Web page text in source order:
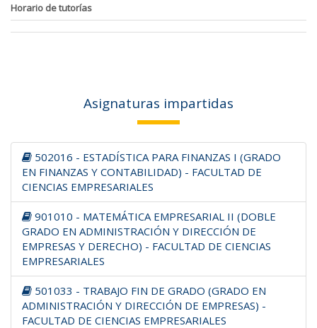
Horario de tutorías
Asignaturas impartidas
502016 - ESTADÍSTICA PARA FINANZAS I (GRADO
EN FINANZAS Y CONTABILIDAD) - FACULTAD DE
CIENCIAS EMPRESARIALES
901010 - MATEMÁTICA EMPRESARIAL II (DOBLE
GRADO EN ADMINISTRACIÓN Y DIRECCIÓN DE
EMPRESAS Y DERECHO) - FACULTAD DE CIENCIAS
EMPRESARIALES
501033 - TRABAJO FIN DE GRADO (GRADO EN
ADMINISTRACIÓN Y DIRECCIÓN DE EMPRESAS) -
FACULTAD DE CIENCIAS EMPRESARIALES